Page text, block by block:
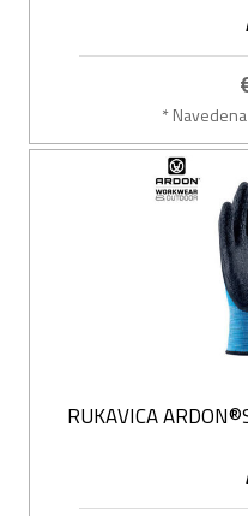
*
RUKAVICA